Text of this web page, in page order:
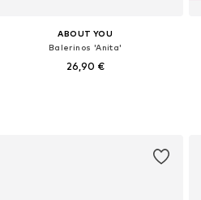
ABOUT YOU
Balerinos 'Anita'
26,90 €